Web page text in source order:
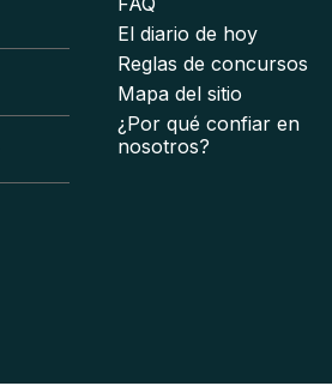
El diario de hoy
Reglas de concursos
Mapa del sitio
¿Por qué confiar en
nosotros?